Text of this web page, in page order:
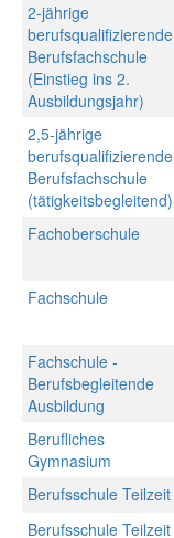
2-jährige
berufsqualifizierende
Berufsfachschule
(Einstieg ins 2.
Ausbildungsjahr)
2,5-jährige
berufsqualifizierende
Berufsfachschule
(tätigkeitsbegleitend)
Fachoberschule
Fachschule
Fachschule -
Berufsbegleitende
Ausbildung
Berufliches
Gymnasium
Berufsschule Teilzeit
Berufsschule Teilzeit